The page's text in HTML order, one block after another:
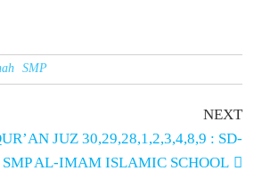
SMP
NEXT
JUZ 30,29,28,1,2,3,4,8,9 : SD-
SMP AL-IMAM ISLAMIC SCHOOL